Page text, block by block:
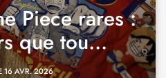
Piece rares :
que tou...
16 AVR. 2026